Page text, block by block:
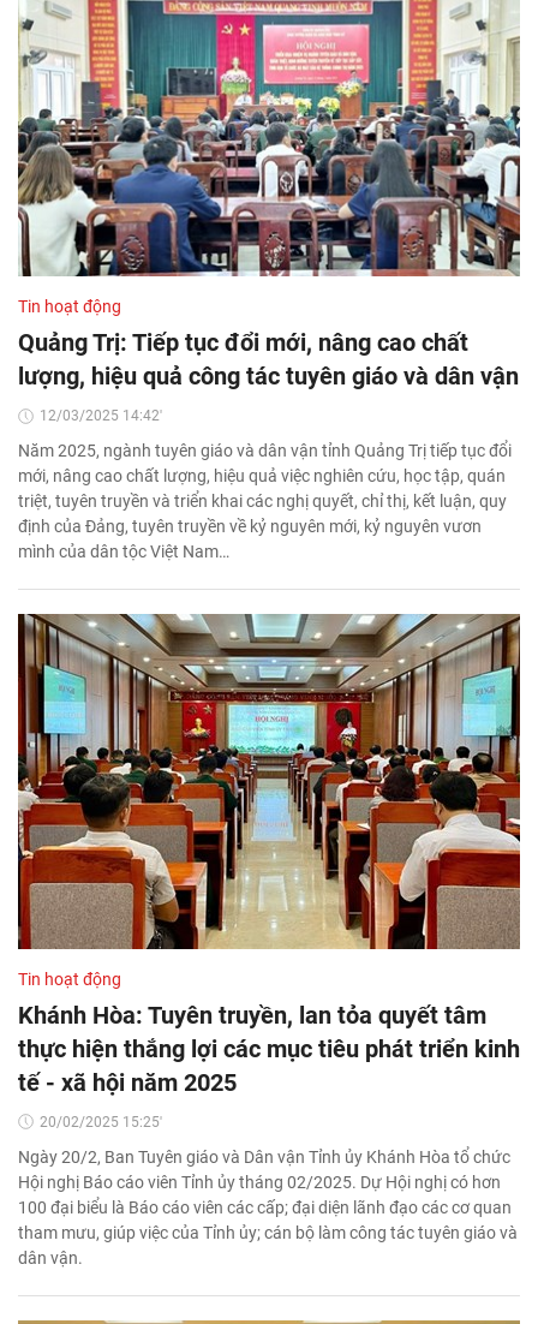
Tin hoạt động
Quảng Trị: Tiếp tục đổi mới, nâng cao chất
lượng, hiệu quả công tác tuyên giáo và dân vận
12/03/2025 14:42'
Năm 2025, ngành tuyên giáo và dân vận tỉnh Quảng Trị tiếp tục đổi
mới, nâng cao chất lượng, hiệu quả việc nghiên cứu, học tập, quán
triệt, tuyên truyền và triển khai các nghị quyết, chỉ thị, kết luận, quy
định của Đảng, tuyên truyền về kỷ nguyên mới, kỷ nguyên vươn
mình của dân tộc Việt Nam…
Tin hoạt động
Khánh Hòa: Tuyên truyền, lan tỏa quyết tâm
thực hiện thắng lợi các mục tiêu phát triển kinh
tế - xã hội năm 2025
20/02/2025 15:25'
Ngày 20/2, Ban Tuyên giáo và Dân vận Tỉnh ủy Khánh Hòa tổ chức
Hội nghị Báo cáo viên Tỉnh ủy tháng 02/2025. Dự Hội nghị có hơn
100 đại biểu là Báo cáo viên các cấp; đại diện lãnh đạo các cơ quan
tham mưu, giúp việc của Tỉnh ủy; cán bộ làm công tác tuyên giáo và
dân vận.